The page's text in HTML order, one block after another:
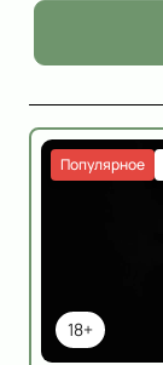
18+
Популярное